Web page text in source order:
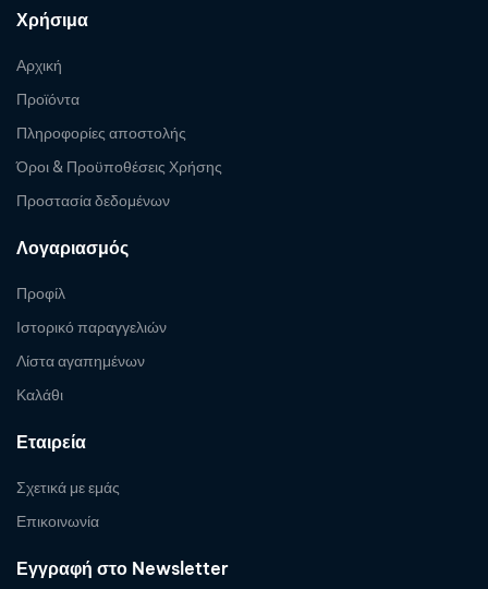
Χρήσιμα
Αρχική
Προϊόντα
Πληροφορίες αποστολής
Όροι & Προϋποθέσεις Χρήσης
Προστασία δεδομένων
Λογαριασμός
Προφίλ
Ιστορικό παραγγελιών
Λίστα αγαπημένων
Καλάθι
Εταιρεία
Σχετικά με εμάς
Επικοινωνία
Εγγραφή στο Newsletter